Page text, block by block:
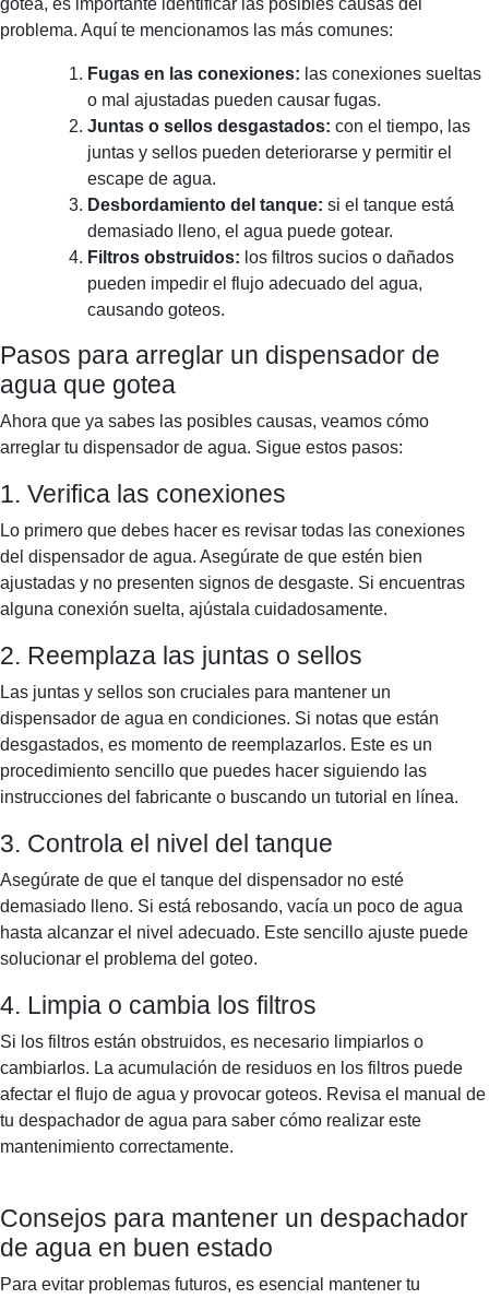
problema. Aquí te mencionamos las más comunes:
Fugas en las conexiones: las conexiones sueltas
o mal ajustadas pueden causar fugas.
Juntas o sellos desgastados: con el tiempo, las
juntas y sellos pueden deteriorarse y permitir el
escape de agua.
Desbordamiento del tanque: si el tanque está
demasiado lleno, el agua puede gotear.
Filtros obstruidos: los filtros sucios o dañados
pueden impedir el flujo adecuado del agua,
causando goteos.
Pasos para arreglar un dispensador de
agua que gotea
Ahora que ya sabes las posibles causas, veamos cómo
arreglar tu dispensador de agua. Sigue estos pasos:
1. Verifica las conexiones
Lo primero que debes hacer es revisar todas las conexiones
del dispensador de agua. Asegúrate de que estén bien
ajustadas y no presenten signos de desgaste. Si encuentras
alguna conexión suelta, ajústala cuidadosamente.
2. Reemplaza las juntas o sellos
Las juntas y sellos son cruciales para mantener un
dispensador de agua en condiciones. Si notas que están
desgastados, es momento de reemplazarlos. Este es un
procedimiento sencillo que puedes hacer siguiendo las
instrucciones del fabricante o buscando un tutorial en línea.
3. Controla el nivel del tanque
Asegúrate de que el tanque del dispensador no esté
demasiado lleno. Si está rebosando, vacía un poco de agua
hasta alcanzar el nivel adecuado. Este sencillo ajuste puede
solucionar el problema del goteo.
4. Limpia o cambia los filtros
Si los filtros están obstruidos, es necesario limpiarlos o
cambiarlos. La acumulación de residuos en los filtros puede
afectar el flujo de agua y provocar goteos. Revisa el manual de
tu despachador de agua para saber cómo realizar este
mantenimiento correctamente.
Consejos para mantener un despachador
de agua en buen estado
Para evitar problemas futuros, es esencial mantener tu